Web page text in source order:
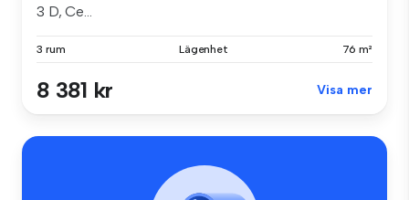
3 D, Ce...
3 rum Lägenhet 76 m²
8 381 kr Visa mer